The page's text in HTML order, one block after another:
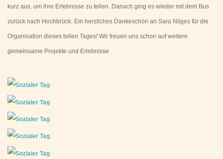
kurz aus, um ihre Erlebnisse zu teilen. Danach ging es wieder mit dem Bus
zurück nach Hochbrück. Ein herzliches Dankeschön an Sara Nilges für die
Organisation dieses tollen Tages! Wir freuen uns schon auf weitere
gemeinsame Projekte und Erlebnisse.